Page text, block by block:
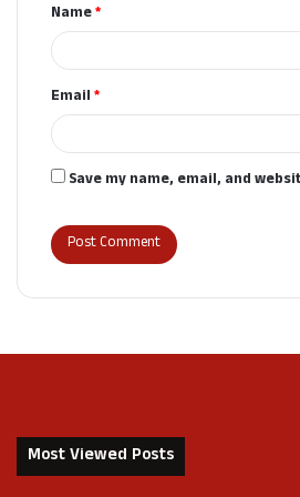
*Name*
Email*
Save my name, email, and
Most Viewed Posts